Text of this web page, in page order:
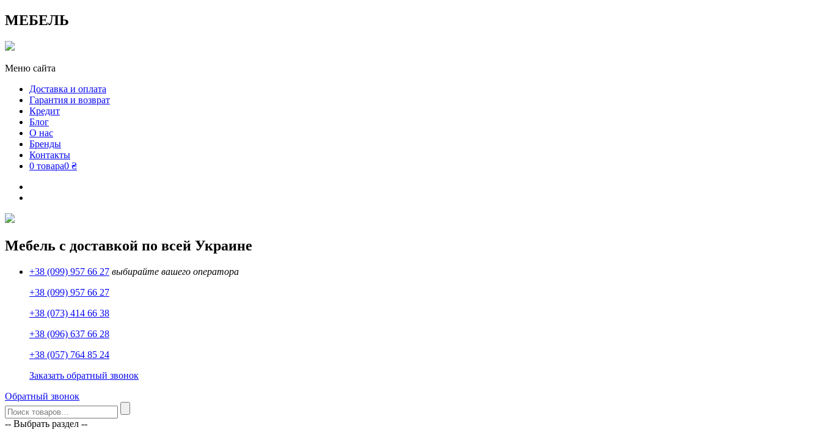
МЕБЕЛЬ
Меню сайта
Доставка и оплата
Гарантия и возврат
Кредит
Блог
О нас
Бренды
Контакты
0 товара0 ₴
Мебель с доставкой по всей Украине
+38 (099) 957 66 27 выбирайте вашего оператора
+38 (099) 957 66 27
+38 (073) 414 66 38
+38 (096) 637 66 28
+38 (057) 764 85 24
Заказать обратный звонок
Обратный звонок
-- Выбрать раздел --